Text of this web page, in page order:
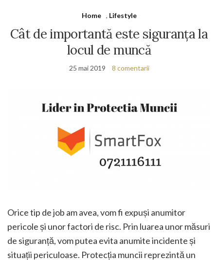
Home , Lifestyle
Cât de importantă este siguranța la
locul de muncă
25 mai 2019 8 comentarii
Orice tip de job am avea, vom fi expuși anumitor
pericole și unor factori de risc. Prin luarea unor măsuri
de siguranță, vom putea evita anumite incidente și
situații periculoase. Protecția muncii reprezintă un